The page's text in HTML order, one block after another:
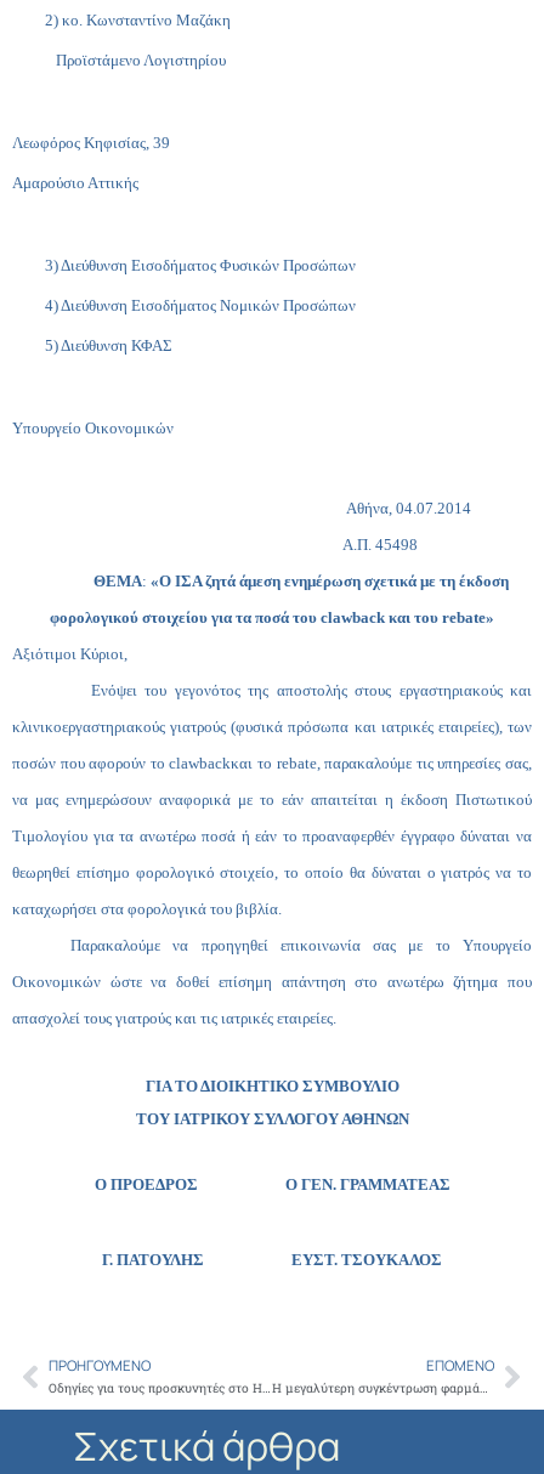
2) κο. Κωνσταντίνο Μαζάκη
Προϊστάμενο Λογιστηρίου
Λεωφόρος Κηφισίας, 39
Αμαρούσιο Αττικής
3) Διεύθυνση Εισοδήματος Φυσικών Προσώπων
4) Διεύθυνση Εισοδήματος Νομικών Προσώπων
5) Διεύθυνση ΚΦΑΣ
Υπουργείο Οικονομικών
Αθήνα, 04.07.2014
Α.Π. 45498
ΘΕΜΑ: «Ο ΙΣΑ ζητά άμεση ενημέρωση σχετικά με τη έκδοση
φορολογικού στοιχείου για τα ποσά του clawback και του rebate»
Αξιότιμοι Κύριοι,
Ενόψει του γεγονότος της αποστολής στους εργαστηριακούς και
κλινικοεργαστηριακούς γιατρούς (φυσικά πρόσωπα και ιατρικές εταιρείες), των
ποσών που αφορούν τοclawbackκαι το rebate, παρακαλούμε τις υπηρεσίες σας,
να μας ενημερώσουν αναφορικά με το εάν απαιτείται η έκδοση Πιστωτικού
Τιμολογίου για τα ανωτέρω ποσά ή εάν το προαναφερθέν έγγραφο δύναται να
θεωρηθεί επίσημο φορολογικό στοιχείο, το οποίο θα δύναται ο γιατρός να το
καταχωρήσει στα φορολογικά του βιβλία.
Παρακαλούμε να προηγηθεί επικοινωνία σας με το Υπουργείο
Οικονομικών ώστε να δοθεί επίσημη απάντηση στο ανωτέρω ζήτημα που
απασχολεί τους γιατρούς και τις ιατρικές εταιρείες.
ΓΙΑ ΤΟ ΔΙΟΙΚΗΤΙΚΟ ΣΥΜΒΟΥΛΙΟ
ΤΟΥ ΙΑΤΡΙΚΟΥ ΣΥΛΛΟΓΟΥ ΑΘΗΝΩΝ
Ο ΠΡΟΕΔΡΟΣ Ο ΓΕΝ. ΓΡΑΜΜΑΤΕΑΣ
Γ. ΠΑΤΟΥΛΗΣ ΕΥΣΤ. ΤΣΟΥΚΑΛΟΣ
Prev
ΠΡΟΗΓΟΎΜΕΝΟ
Οδηγίες για τους προσκυνητές στο Hajj και Umrah 2014 στη Σαουδική Αραβία
ΕΠΌΜΕΝΟ
Η μεγαλύτερη συγκέντρωση φαρμάκων – 35 μεγάλοι σάκοι με φάρμακα μαζεύτηκαν στον Άγιο Δημήτριο Πανόρμου
Σχετικά άρθρα